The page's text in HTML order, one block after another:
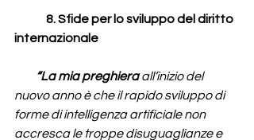
	8.
Sfide per lo sviluppo del diritto
internazionale
“La mia preghiera all’inizio del
nuovo anno è che il rapido sviluppo di
forme di intelligenza artificiale non
accresca le troppe disuguaglianze e